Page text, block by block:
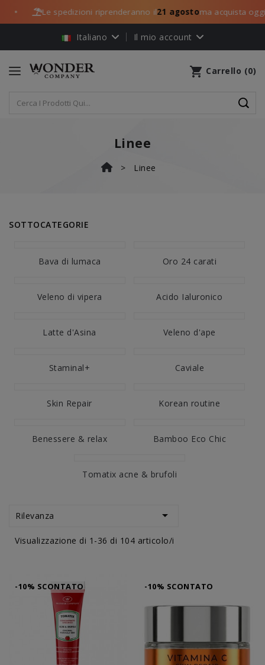
Le spedizioni riprenderanno il21 agostoma acquista oggi: ●
Italiano Il mio account
shopping_cart Carrello (0)
Linee
Linee
SOTTOCATEGORIE
Bava di lumaca Oro 24 carati
Veleno di vipera Acido Ialuronico
Latte d'Asina Veleno d'ape
Staminal+ Caviale
Skin Repair Korean routine
Benessere & relax Bamboo Eco Chic
Tomatix acne & brufoli
Rilevanza 
Visualizzazione di 1-36 di 104 articolo/i
-10% SCONTATO -10% SCONTATO